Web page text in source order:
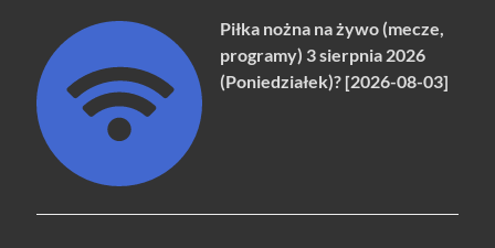
Piłka nożna na żywo (mecze,
programy) 3 sierpnia 2026
(Poniedziałek)? [2026-08-03]